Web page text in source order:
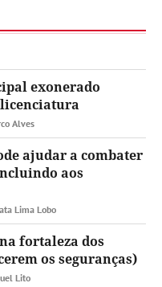
exonerado
Alves
ajudar a combater
aos
Lima Lobo
fortaleza dos
os seguranças)
Lito